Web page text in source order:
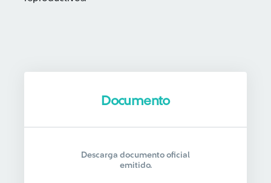
Documento
Descarga documento oficial
emitido.